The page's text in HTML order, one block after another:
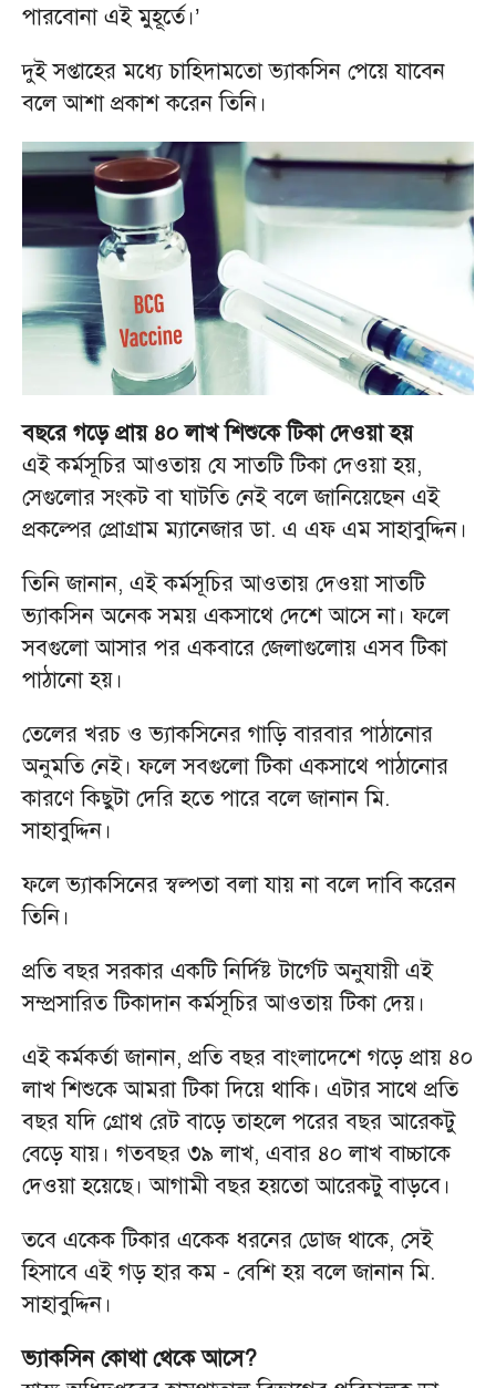
পারবোনা এই মুহূর্তে।’
দুই সপ্তাহের মধ্যে চাহিদামতো ভ্যাকসিন পেয়ে যাবেন
বলে আশা প্রকাশ করেন তিনি।
বছরে গড়ে প্রায় ৪০ লাখ শিশুকে টিকা দেওয়া হয়
এই কর্মসূচির আওতায় যে সাতটি টিকা দেওয়া হয়,
সেগুলোর সংকট বা ঘাটতি নেই বলে জানিয়েছেন এই
প্রকল্পের প্রোগ্রাম ম্যানেজার ডা. এ এফ এম সাহাবুদ্দিন।
তিনি জানান, এই কর্মসূচির আওতায় দেওয়া সাতটি
ভ্যাকসিন অনেক সময় একসাথে দেশে আসে না। ফলে
সবগুলো আসার পর একবারে জেলাগুলোয় এসব টিকা
পাঠানো হয়।
তেলের খরচ ও ভ্যাকসিনের গাড়ি বারবার পাঠানোর
অনুমতি নেই। ফলে সবগুলো টিকা একসাথে পাঠানোর
কারণে কিছুটা দেরি হতে পারে বলে জানান মি.
সাহাবুদ্দিন।
ফলে ভ্যাকসিনের স্বল্পতা বলা যায় না বলে দাবি করেন
তিনি।
প্রতি বছর সরকার একটি নির্দিষ্ট টার্গেট অনুযায়ী এই
সম্প্রসারিত টিকাদান কর্মসূচির আওতায় টিকা দেয়।
এই কর্মকর্তা জানান, প্রতি বছর বাংলাদেশে গড়ে প্রায় ৪০
লাখ শিশুকে আমরা টিকা দিয়ে থাকি। এটার সাথে প্রতি
বছর যদি গ্রোথ রেট বাড়ে তাহলে পরের বছর আরেকটু
বেড়ে যায়। গতবছর ৩৯ লাখ, এবার ৪০ লাখ বাচ্চাকে
দেওয়া হয়েছে। আগামী বছর হয়তো আরেকটু বাড়বে।
তবে একেক টিকার একেক ধরনের ডোজ থাকে, সেই
হিসাবে এই গড় হার কম - বেশি হয় বলে জানান মি.
সাহাবুদ্দিন।
ভ্যাকসিন কোথা থেকে আসে?